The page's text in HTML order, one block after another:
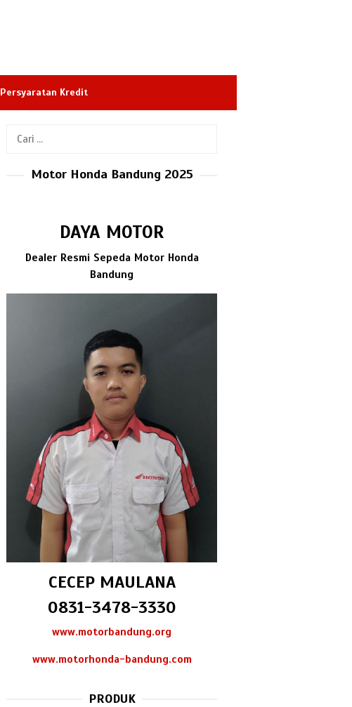
Persyaratan Kredit
Cari
Motor Honda Bandung 2025
DAYA MOTOR
Dealer Resmi Sepeda Motor Honda
Bandung
CECEP MAULANA
0831-3478-3330
www.motorbandung.org
www.motorhonda-bandung.com
PRODUK